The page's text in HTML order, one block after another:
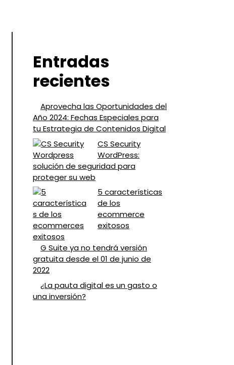
Entradas
recientes
Aprovecha las Oportunidades del
Año 2024: Fechas Especiales para
tu Estrategia de Contenidos Digital
CS Security
WordPress:
solución de seguridad para
proteger su web
5 características
de los
ecommerce
exitosos
G Suite ya no tendrá versión
gratuita desde el 01 de junio de
2022
¿La pauta digital es un gasto o
una inversión?